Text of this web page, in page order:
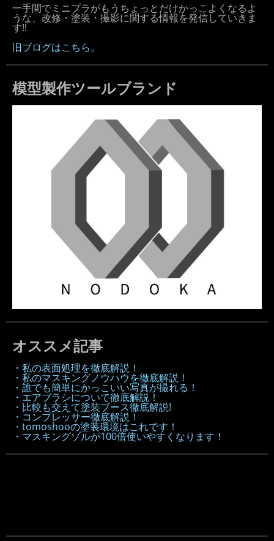
一手間でミニプラがもうちょっとだけかっこよくなるよ
うな、改修・塗装・撮影に関する情報を発信していきま
す!!
旧ブログはこちら。
模型製作ツールブランド
オススメ記事
・私の表面処理を徹底解説！
・私のマスキングノウハウを徹底解説！
・誰でも簡単にかっこいい写真が撮れる！
・エアブラシについて徹底解説！
・比較も交えて塗装ブース徹底解説!
・コンプレッサー徹底解説！
・tomoshooの塗装環境はこれです！
・マスキングゾルが100倍使いやすくなります！